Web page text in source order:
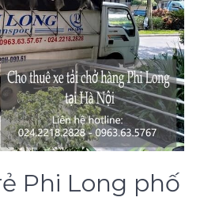
Phi Long phố